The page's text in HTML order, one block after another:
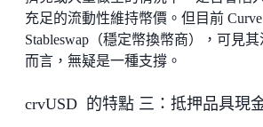
充足的流動性維持幣價。但目前
Stableswap（穩定幣換幣商），可見
而言，無疑是一種支撐。
crvUSD 的特點 三：抵押品具現